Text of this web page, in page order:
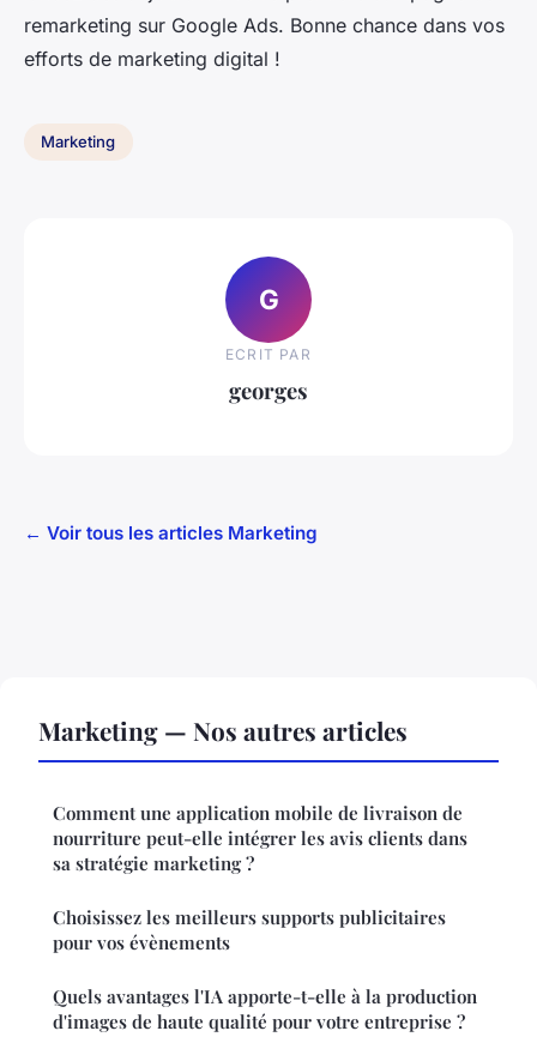
remarketing sur Google Ads. Bonne chance dans vos
efforts de marketing digital !
Marketing
G
ECRIT PAR
georges
← Voir tous les articles Marketing
Marketing — Nos autres articles
Comment une application mobile de livraison de
nourriture peut-elle intégrer les avis clients dans
sa stratégie marketing ?
Choisissez les meilleurs supports publicitaires
pour vos évènements
Quels avantages l'IA apporte-t-elle à la production
d'images de haute qualité pour votre entreprise ?